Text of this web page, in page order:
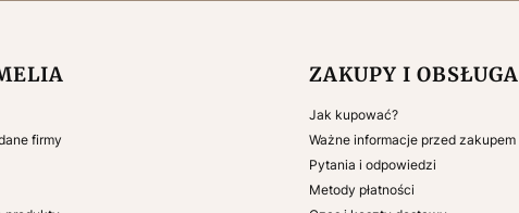
stopce
firmy
ZAKUPY I OBSŁUGA
Jak kupować?
Ważne informacje przed zakupem
Pytania i odpowiedzi
Metody płatności